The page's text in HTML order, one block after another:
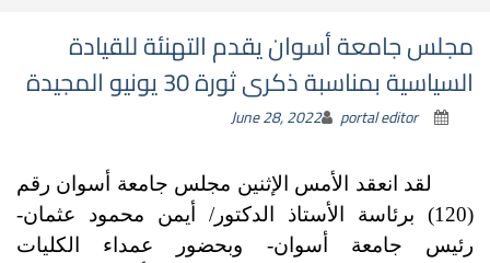
مجلس جامعة أسوان يقدم التهنئة للقيادة
السياسية بمناسبة ذكرى ثورة 30 يونيو المجيدة
June 28, 2022 portal editor
لقد انعقد الأمس الإثنين مجلس جامعة أسوان رقم
(120) برئاسة الأستاذ الدكتور/ أيمن محمود عثمان-
رئيس جامعة أسوان- وبحضور عمداء الكليات